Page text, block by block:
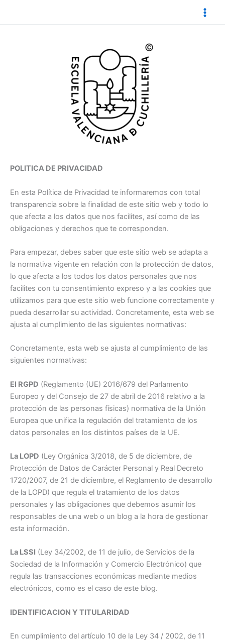
POLITICA DE PRIVACIDAD
En esta Política de Privacidad te informaremos con total
transparencia sobre la finalidad de este sitio web y todo lo
que afecta a los datos que nos facilites, así como de las
obligaciones y derechos que te corresponden.
Para empezar, debes saber que este sitio web se adapta a
la normativa vigente en relación con la protección de datos,
lo que afecta a los todos los datos personales que nos
facilites con tu consentimiento expreso y a las cookies que
utilizamos para que este sitio web funcione correctamente y
pueda desarrollar su actividad. Concretamente, esta web se
ajusta al cumplimiento de las siguientes normativas:
Concretamente, esta web se ajusta al cumplimiento de las
siguientes normativas:
El RGPD (Reglamento (UE) 2016/679 del Parlamento
Europeo y del Consejo de 27 de abril de 2016 relativo a la
protección de las personas físicas) normativa de la Unión
Europea que unifica la regulación del tratamiento de los
datos personales en los distintos países de la UE.
La LOPD (Ley Orgánica 3/2018, de 5 de diciembre, de
Protección de Datos de Carácter Personal y Real Decreto
1720/2007, de 21 de diciembre, el Reglamento de desarrollo
de la LOPD) que regula el tratamiento de los datos
personales y las obligaciones que debemos asumir los
responsables de una web o un blog a la hora de gestionar
esta información.
La LSSI (Ley 34/2002, de 11 de julio, de Servicios de la
Sociedad de la Información y Comercio Electrónico) que
regula las transacciones económicas mediante medios
electrónicos, como es el caso de este blog.
IDENTIFICACION Y TITULARIDAD
En cumplimiento del artículo 10 de la Ley 34 / 2002, de 11